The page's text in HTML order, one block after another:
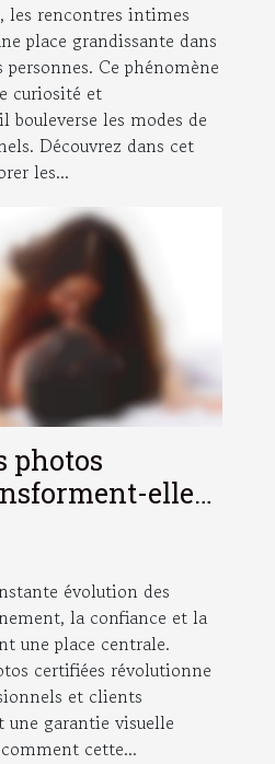
les rencontres intimes
place grandissante dans
Ce phénomène
curiosité et
les modes de
Découvrez dans cet
les...
photos
elles
services
?
évolution des
la confiance et la
une place centrale.
certifiées révolutionne
et clients
garantie visuelle
cette...